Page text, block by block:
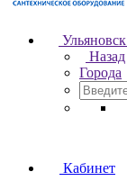
Ульяновск
Назад
Города
Кабинет